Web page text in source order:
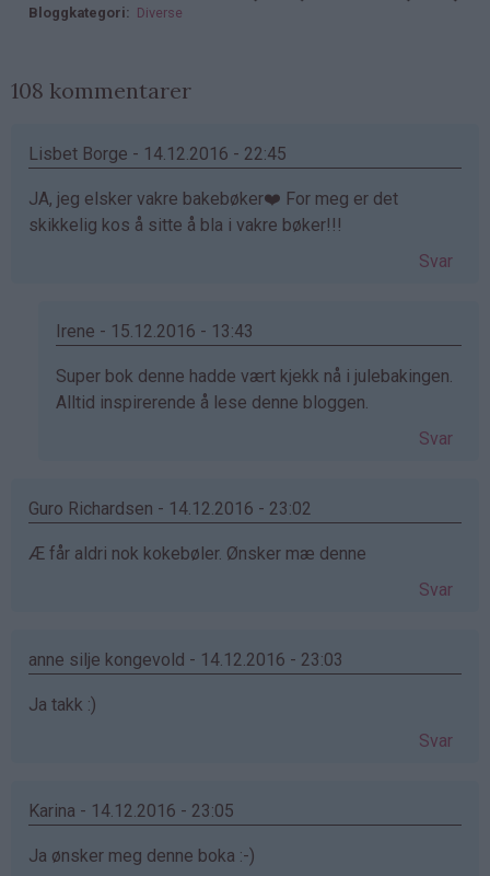
Bloggkategori Diverse
108 kommentarer
Lisbet Borge - 14.12.2016 - 22:45
JA, jeg elsker vakre bakebøker❤️ For meg er det
skikkelig kos å sitte å bla i vakre bøker!!!
Svar
Irene - 15.12.2016 - 13:43
Som
svar
Borge
bekreftet)
Super bok denne hadde vært kjekk nå i julebakingen.
Alltid inspirerende å lese denne bloggen.
Svar
Guro Richardsen - 14.12.2016 - 23:02
Æ får aldri nok kokebøler. Ønsker mæ denne
Svar
anne silje kongevold - 14.12.2016 - 23:03
Ja takk :)
Svar
Karina - 14.12.2016 - 23:05
Ja ønsker meg denne boka :-)